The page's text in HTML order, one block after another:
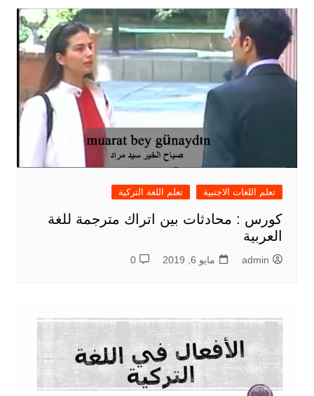
تعلم اللغات الاجنبية تعلم اللغة التركية
كورس : محادثات بين اتراك مترجمة للغة
العربية
admin مايو 6, 2019 0